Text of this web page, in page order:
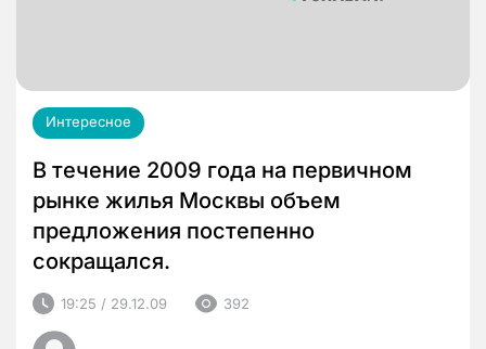
Интересное
В течение 2009 года на первичном
рынке жилья Москвы объем
предложения постепенно
сокращался.
19:25 / 29.12.09 392